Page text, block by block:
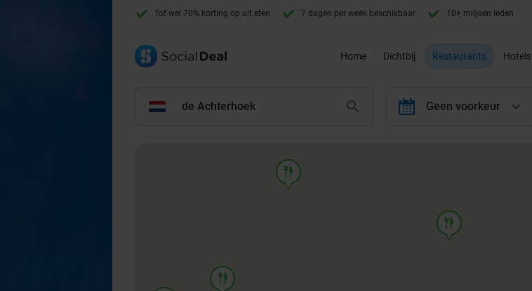
Tot wel 70% korting op uit eten 7 dagen per week beschikbaar 10+ miljoen leden
Home Dichtbij Restaurants Hotels
de Achterhoek calendar Geen voorkeur
food
food
food